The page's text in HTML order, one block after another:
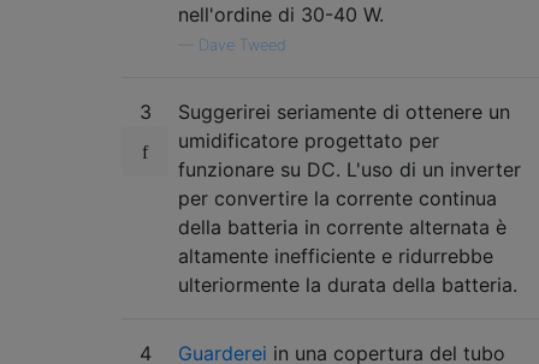
nell'ordine di 30-40 W.
Dave Tweed
3
Suggerirei seriamente di ottenere un
umidificatore progettato per
funzionare su DC. L'uso di un inverter
per convertire la corrente continua
della batteria in corrente alternata è
altamente inefficiente e ridurrebbe
ulteriormente la durata della batteria.
4 Guarderei in una copertura del tubo